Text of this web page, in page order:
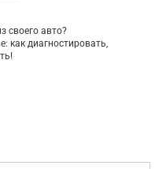
своего авто?
как диагностировать,